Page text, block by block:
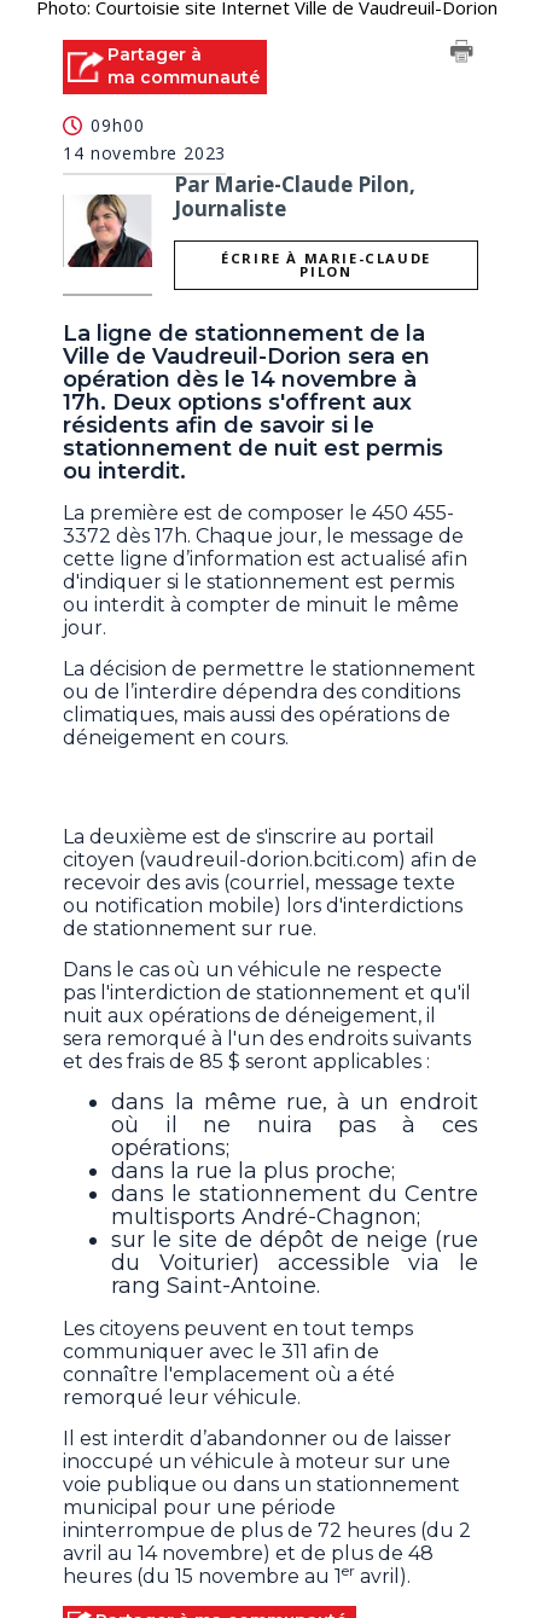
Photo: Courtoisie site Internet Ville de Vaudreuil-Dorion
Partager à
ma communauté
09h00
14 novembre 2023
Par Marie-Claude Pilon,
Journaliste
ÉCRIRE À MARIE-CLAUDE
PILON
La ligne de stationnement de la
Ville de Vaudreuil-Dorion sera en
opération dès le 14 novembre à
17h. Deux options s'offrent aux
résidents afin de savoir si le
stationnement de nuit est permis
ou interdit.
La première est de composer le 450 455-
3372 dès 17h. Chaque jour, le message de
cette ligne d’information est actualisé afin
d'indiquer si le stationnement est permis
ou interdit à compter de minuit le même
jour.
La décision de permettre le stationnement
ou de l’interdire dépendra des conditions
climatiques, mais aussi des opérations de
déneigement en cours.
La deuxième est de s'inscrire au portail
citoyen (vaudreuil-dorion.bciti.com) afin de
recevoir des avis (courriel, message texte
ou notification mobile) lors d'interdictions
de stationnement sur rue.
Dans le cas où un véhicule ne respecte
pas l'interdiction de stationnement et qu'il
nuit aux opérations de déneigement, il
sera remorqué à l'un des endroits suivants
et des frais de 85 $ seront applicables :
dans la même rue, à un endroit
où il ne nuira pas à ces
opérations;
dans la rue la plus proche;
dans le stationnement du Centre
multisports André-Chagnon;
sur le site de dépôt de neige (rue
du Voiturier) accessible via le
rang Saint-Antoine.
Les citoyens peuvent en tout temps
communiquer avec le 311 afin de
connaître l'emplacement où a été
remorqué leur véhicule.
Il est interdit d’abandonner ou de laisser
inoccupé un véhicule à moteur sur une
voie publique ou dans un stationnement
municipal pour une période
ininterrompue de plus de 72 heures (du 2
avril au 14 novembre) et de plus de 48
heures (du 15 novembre au 1er avril).